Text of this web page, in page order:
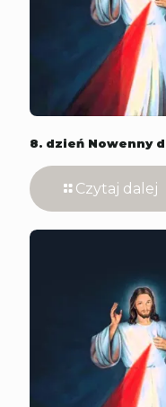
8. dzień Nowenny
Czytaj dalej